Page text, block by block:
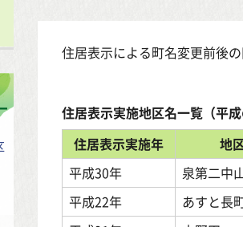
住居表示による町名変更前後
住居表示実施地区名一覧（平成
住居表示実施年
地
平成30年
泉第二中
平成22年
あすと長